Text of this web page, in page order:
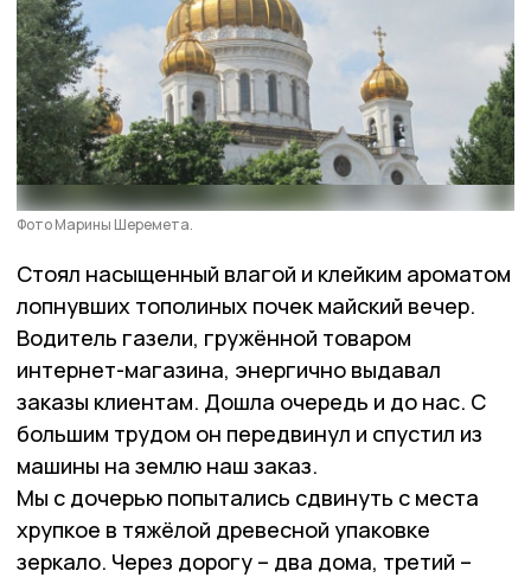
Фото Марины Шеремета.
Стоял насыщенный влагой и клейким ароматом
лопнувших тополиных почек майский вечер.
Водитель газели, гружённой товаром
интернет-магазина, энергично выдавал
заказы клиентам. Дошла очередь и до нас. С
большим трудом он передвинул и спустил из
машины на землю наш заказ.
Мы с дочерью попытались сдвинуть с места
хрупкое в тяжёлой древесной упаковке
зеркало. Через дорогу – два дома, третий –